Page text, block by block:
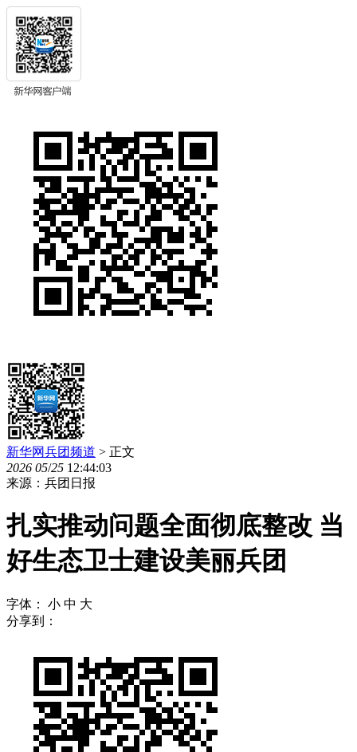
新华网兵团频道 > 正文
2026 05/25 12:44:03
来源：兵团日报
扎实推动问题全面彻底整改 当
好生态卫士建设美丽兵团
字体： 小 中 大
分享到：